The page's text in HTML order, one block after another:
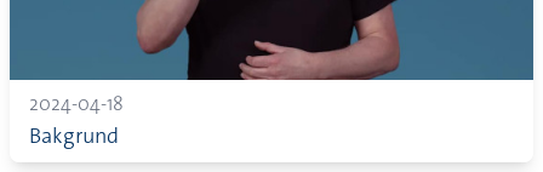
2024-04-18
Bakgrund